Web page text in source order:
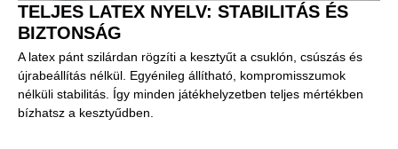
TELJES LATEX NYELV: STABILITÁS ÉS
BIZTONSÁG
A latex pánt szilárdan rögzíti a kesztyűt a csuklón, csúszás és
újrabeállítás nélkül. Egyénileg állítható, kompromisszumok
nélküli stabilitás. Így minden játékhelyzetben teljes mértékben
bízhatsz a kesztyűdben.